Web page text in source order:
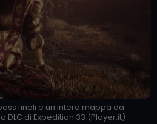
finali e un’intera mappa da
DLC di Expedition 33 (Player.it)